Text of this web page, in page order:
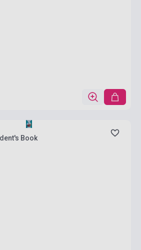
Book